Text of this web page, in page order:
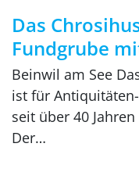
Das
Fundgrube
Beinwil am See
ist für
seit über 40
Der…